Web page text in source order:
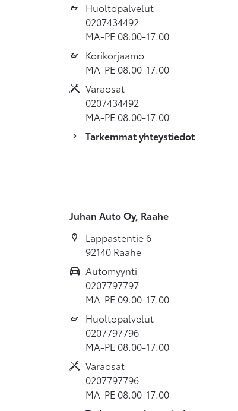
Huoltopalvelut
0207434492
MA-PE 08.00-17.00
Korikorjaamo
MA-PE 08.00-17.00
Varaosat
0207434492
MA-PE 08.00-17.00
Tarkemmat yhteystiedot
Juhan Auto Oy, Raahe
Lappastentie 6
92140 Raahe
Automyynti
0207797797
MA-PE 09.00-17.00
Huoltopalvelut
0207797796
MA-PE 08.00-17.00
Varaosat
0207797796
MA-PE 08.00-17.00